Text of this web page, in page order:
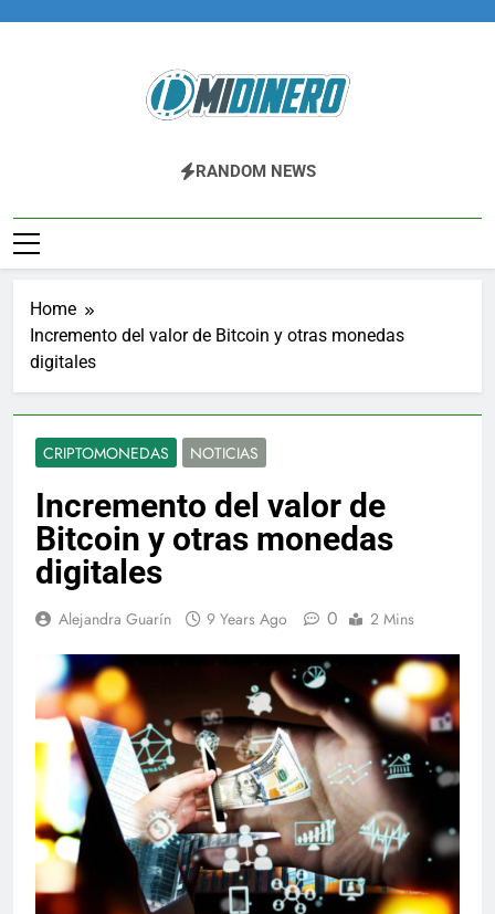
Midinero.co
Fintech, Criptomonedas
RANDOM NEWS
Home
Incremento del valor de Bitcoin y otras monedas
digitales
CRIPTOMONEDAS NOTICIAS
Incremento del valor de
Bitcoin y otras monedas
digitales
Alejandra Guarín 9 Years Ago 0 2 Mins